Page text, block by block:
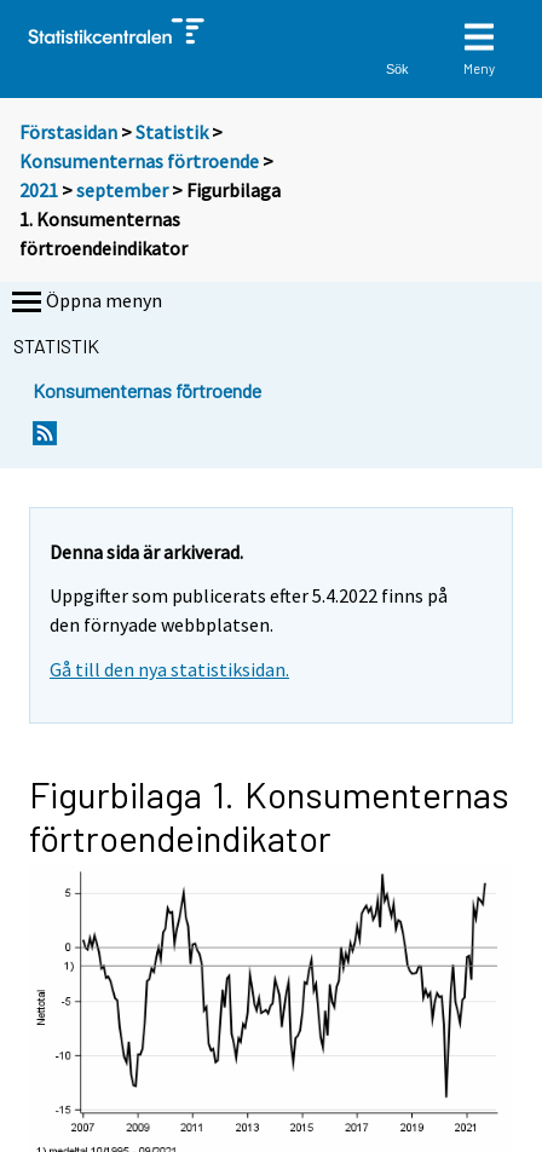
Sök Meny
Förstasidan >Statistik >
Konsumenternas förtroende >
2021 >september> Figurbilaga
1. Konsumenternas
förtroendeindikator
Öppna menyn
STATISTIK
Konsumenternas förtroende
Denna sida är arkiverad.
Uppgifter som publicerats efter 5.4.2022 finns på
den förnyade webbplatsen.
Gå till den nya statistiksidan.
Figurbilaga 1. Konsumenternas
förtroendeindikator